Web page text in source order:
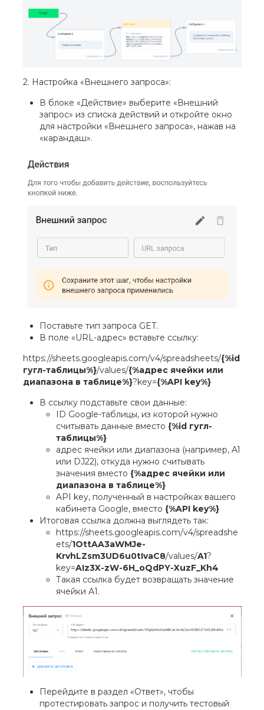
2. Настройка «Внешнего запроса»:
В блоке «Действие» выберите «Внешний
запрос» из списка действий и откройте окно
для настройки «Внешнего запроса», нажав на
«карандаш».
Поставьте тип запроса GET.
В поле «URL-адрес» вставьте ссылку:
https://sheets.googleapis.com/v4/spreadsheets/{%id
гугл-таблицы%}/values/{%адрес ячейки или
диапазона в таблице%}?key={%API key%}
В ссылку подставьте свои данные:
ID Google-таблицы, из которой нужно
считывать данные вместо {%id гугл-
таблицы%}
адрес ячейки или диапазона (например, A1
или DJ22), откуда нужно считывать
значения вместо {%адрес ячейки или
диапазона в таблице%}
API key, полученный в настройках вашего
кабинета Google, вместо {%API key%}
Итоговая ссылка должна выглядеть так:
https://sheets.googleapis.com/v4/spreadshe
ets/1OttAA3aWMJe-
KrvhLZsm3UD6u0tIvaC8/values/A1?
key=AIz3X-zW-6H_oQdPY-XuzF_Kh4
Такая ссылка будет возвращать значение
ячейки А1.
Перейдите в раздел «Ответ», чтобы
протестировать запрос и получить тестовый